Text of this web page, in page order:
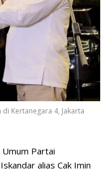
Kertanegara 4, Jakarta
Umum Partai
alias Cak Imin